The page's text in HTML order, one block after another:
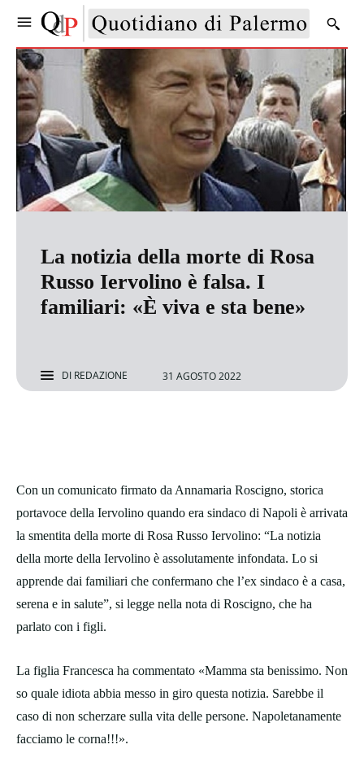
La notizia della morte di Rosa
Russo Iervolino è falsa. I
familiari: «È viva e sta bene»
DI REDAZIONE 31 AGOSTO 2022
Con un comunicato firmato da Annamaria Roscigno, storica
portavoce della Iervolino quando era sindaco di Napoli è arrivata
la smentita della morte di Rosa Russo Iervolino: “La notizia
della morte della Iervolino è assolutamente infondata. Lo si
apprende dai familiari che confermano che l’ex sindaco è a casa,
serena e in salute”, si legge nella nota di Roscigno, che ha
parlato con i figli.
La figlia Francesca ha commentato «Mamma sta benissimo. Non
so quale idiota abbia messo in giro questa notizia. Sarebbe il
caso di non scherzare sulla vita delle persone. Napoletanamente
facciamo le corna!!!».